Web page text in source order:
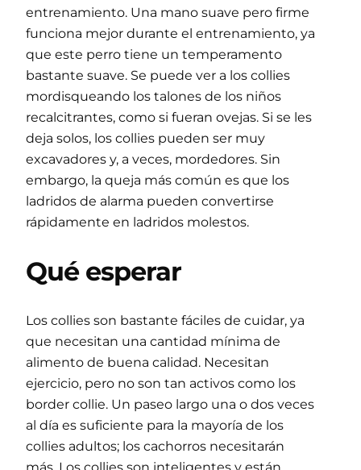
entrenamiento. Una mano suave pero firme
funciona mejor durante el entrenamiento, ya
que este perro tiene un temperamento
bastante suave. Se puede ver a los collies
mordisqueando los talones de los niños
recalcitrantes, como si fueran ovejas. Si se les
deja solos, los collies pueden ser muy
excavadores y, a veces, mordedores. Sin
embargo, la queja más común es que los
ladridos de alarma pueden convertirse
rápidamente en ladridos molestos.
Qué esperar
Los collies son bastante fáciles de cuidar, ya
que necesitan una cantidad mínima de
alimento de buena calidad. Necesitan
ejercicio, pero no son tan activos como los
border collie. Un paseo largo una o dos veces
al día es suficiente para la mayoría de los
collies adultos; los cachorros necesitarán